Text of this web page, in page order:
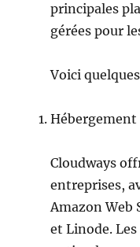
principales
gérées pour
Voici
Hébergement
Cloudways
entreprises,
Amazon Web
et Linode.